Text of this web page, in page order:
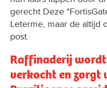
gerecht Deze
Leterme, maar de altijd
post.
Raffinaderij
verkocht en zorgt